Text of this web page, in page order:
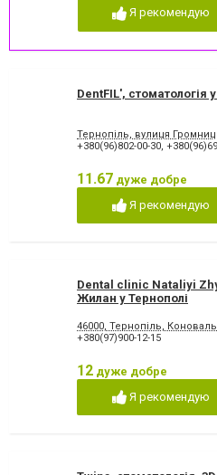
Я рекомендую
DentFIL', стоматологія
Тернопіль, вулиця
+380(96)802-00-30,
11.67 дуже добре
Я рекомендую
Dental clinic Nataliyi
Жилан у Тернополі
46000, Тернопiль,
+380(97)900-12-15
12 дуже добре
Я рекомендую